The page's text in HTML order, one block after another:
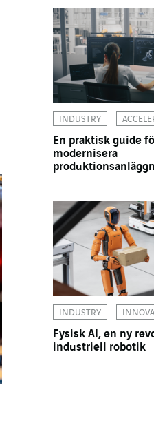
INDUSTRY
En praktisk guide
modernisera
INDUSTRY
Fysisk AI, en ny
industriell robotik